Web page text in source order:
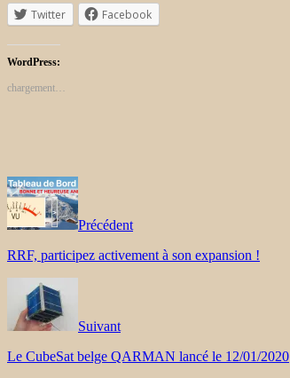
Twitter Facebook
WordPress:
chargement…
Précédent
RRF, participez activement à son expansion !
Suivant
Le CubeSat belge QARMAN lancé le 12/01/2020